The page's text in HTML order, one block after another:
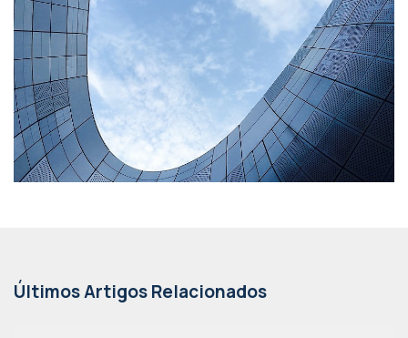
Últimos Artigos Relacionados